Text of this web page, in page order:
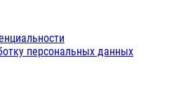
персональных данных